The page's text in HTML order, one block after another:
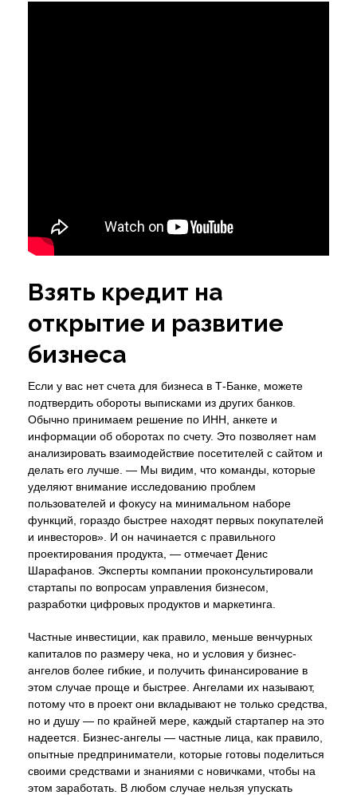
Взять кредит на
открытие и развитие
бизнеса
Если у вас нет счета для бизнеса в Т-Банке, можете
подтвердить обороты выписками из других банков.
Обычно принимаем решение по ИНН, анкете и
информации об оборотах по счету. Это позволяет нам
анализировать взаимодействие посетителей с сайтом и
делать его лучше. — Мы видим, что команды, которые
уделяют внимание исследованию проблем
пользователей и фокусу на минимальном наборе
функций, гораздо быстрее находят первых покупателей
и инвесторов». И он начинается с правильного
проектирования продукта, — отмечает Денис
Шарафанов. Эксперты компании проконсультировали
стартапы по вопросам управления бизнесом,
разработки цифровых продуктов и маркетинга.
Частные инвестиции, как правило, меньше венчурных
капиталов по размеру чека, но и условия у бизнес-
ангелов более гибкие, и получить финансирование в
этом случае проще и быстрее. Ангелами их называют,
потому что в проект они вкладывают не только средства,
но и душу — по крайней мере, каждый стартапер на это
надеется. Бизнес-ангелы — частные лица, как правило,
опытные предприниматели, которые готовы поделиться
своими средствами и знаниями с новичками, чтобы на
этом заработать. В любом случае нельзя упускать